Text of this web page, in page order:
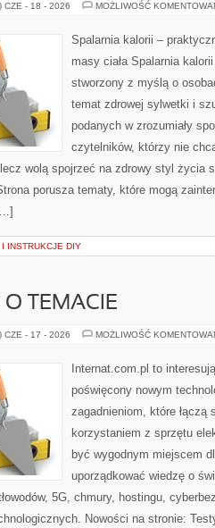
CZE - 18 - 2026 MOŻLIWOŚĆ
Spalarnia kalorii –
masy ciała Spalarnia
stworzony z myślą o
temat zdrowej sylwetki i
podanych w zrozumiały
czytelników, którzy nie
wolą spojrzeć na zdrowy styl życia
porusza tematy, które mogą
INSTRUKCJE DIY
TEMACIE
CZE - 17 - 2026 MOŻLIWOŚĆ
Internat.com.pl to
poświęcony nowym
zagadnieniom, które łączą
korzystaniem z sprzętu
być wygodnym miejscem
uporządkować wiedzę o
5G, chmury, hostingu,
Nowości na stronie: